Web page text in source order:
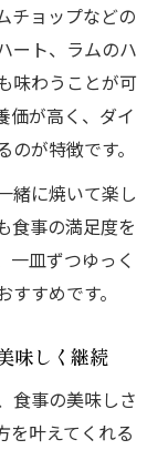
チョップなどの
ート、ラムのハ
味わうことが可
価が高く、ダイ
が特徴です。
緒に焼いて楽し
食事の満足度を
一皿ずつゆっく
すめです。
味しく継続
食事の美味しさ
を叶えてくれる